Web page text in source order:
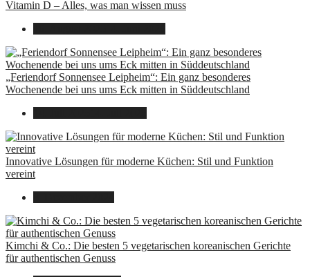
Vitamin D – Alles, was man wissen muss
„Feriendorf Sonnensee Leipheim“: Ein ganz besonderes
Wochenende bei uns ums Eck mitten in Süddeutschland
Innovative Lösungen für moderne Küchen: Stil und Funktion
vereint
Kimchi & Co.: Die besten 5 vegetarischen koreanischen Gerichte
für authentischen Genuss